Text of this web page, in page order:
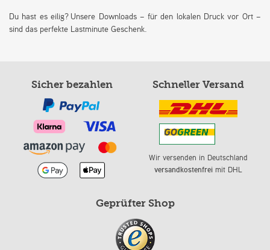
Du hast es eilig? Unsere Downloads – für den lokalen Druck vor Ort –
sind das perfekte Lastminute Geschenk.
Sicher bezahlen Schneller Versand
Wir versenden in Deutschland
versandkostenfreimit DHL
Geprüfter Shop